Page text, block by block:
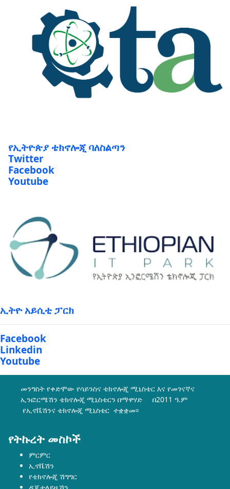
የኢትዮጵያ ቴክኖሎጂ ባለስልጣን
Twitter
Facebook
Youtube
ኢትዮ አይሲቲ ፓርክ
Facebook
Linkedin
Youtube
መንግስት የቀድሞው የሳይንስና ቴክኖሎጂ ሚኒስቴር እና የመገናኛና
ኢንፎርሜሽን ቴክኖሎጂ ሚኒስቴርን በማዋሃድ በ2011 ዓ.ም
የኢኖቬሽንና ቴክኖሎጂ ሚኒስቴር ተቋቋመ፡፡
የትኩረት መስኮች
ምርምር
ኢኖቬሽን
የቴክኖሎጂ ሽግግር